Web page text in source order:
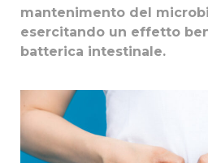
mantenimento del
esercitando un effetto
batterica intestinale.